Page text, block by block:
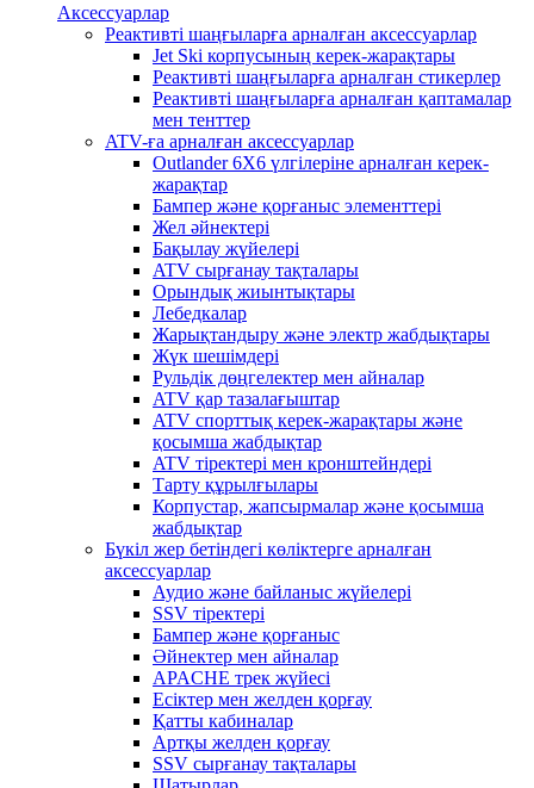
Аксессуарлар
Реактивті шаңғыларға арналған аксессуарлар
Jet Ski корпусының керек-жарақтары
Реактивті шаңғыларға арналған стикерлер
Реактивті шаңғыларға арналған қаптамалар
мен тенттер
ATV-ға арналған аксессуарлар
Outlander 6X6 үлгілеріне арналған керек-
жарақтар
Бампер және қорғаныс элементтері
Жел әйнектері
Бақылау жүйелері
ATV сырғанау тақталары
Орындық жиынтықтары
Лебедкалар
Жарықтандыру және электр жабдықтары
Жүк шешімдері
Рульдік дөңгелектер мен айналар
ATV қар тазалағыштар
ATV спорттық керек-жарақтары және
қосымша жабдықтар
ATV тіректері мен кронштейндері
Тарту құрылғылары
Корпустар, жапсырмалар және қосымша
жабдықтар
Бүкіл жер бетіндегі көліктерге арналған
аксессуарлар
Аудио және байланыс жүйелері
SSV тіректері
Бампер және қорғаныс
Әйнектер мен айналар
APACHE трек жүйесі
Есіктер мен желден қорғау
Қатты кабиналар
Артқы желден қорғау
SSV сырғанау тақталары